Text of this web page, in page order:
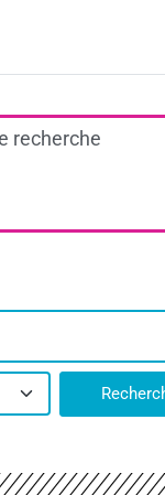
recherche